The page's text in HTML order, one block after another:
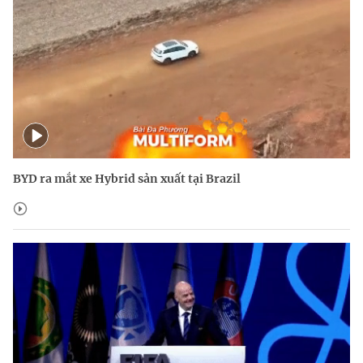
BYD ra mắt xe Hybrid sản xuất tại Brazil